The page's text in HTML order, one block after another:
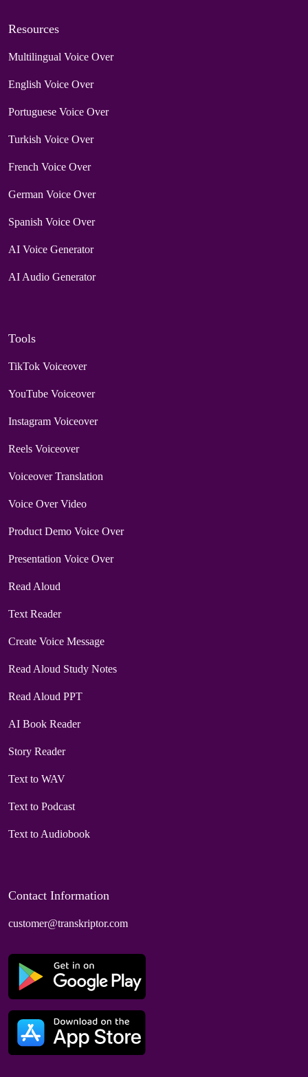
Resources
Multilingual Voice Over
English Voice Over
Portuguese Voice Over
Turkish Voice Over
French Voice Over
German Voice Over
Spanish Voice Over
AI Voice Generator
AI Audio Generator
Tools
TikTok Voiceover
YouTube Voiceover
Instagram Voiceover
Reels Voiceover
Voiceover Translation
Voice Over Video
Product Demo Voice Over
Presentation Voice Over
Read Aloud
Text Reader
Create Voice Message
Read Aloud Study Notes
Read Aloud PPT
AI Book Reader
Story Reader
Text to WAV
Text to Podcast
Text to Audiobook
Contact Information
customer@transkriptor.com